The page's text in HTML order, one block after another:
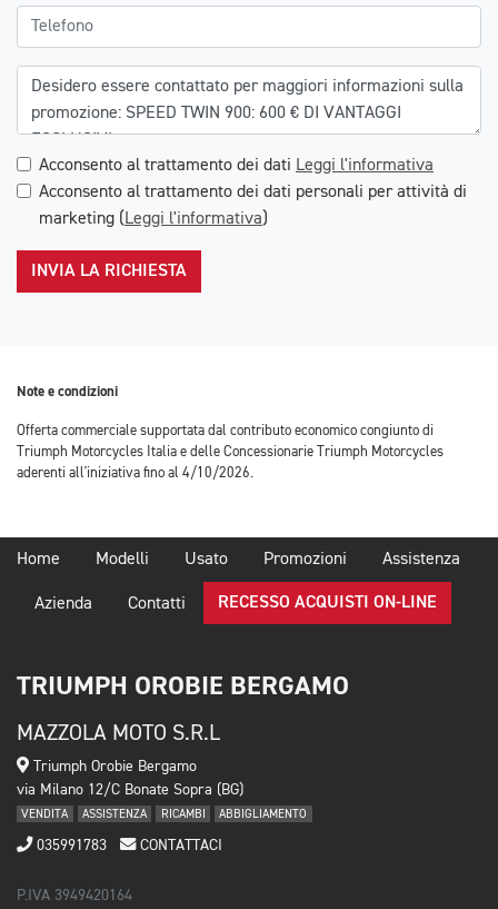
Acconsento al trattamento dei dati Leggi l'informativa
Acconsento al trattamento dei dati personali per attività di
marketing (Leggi l'informativa)
INVIA LA RICHIESTA
Note e condizioni
Offerta commerciale supportata dal contributo economico congiunto di
Triumph Motorcycles Italia e delle Concessionarie Triumph Motorcycles
aderenti all'iniziativa fino al 4/10/2026.
Home Modelli Usato Promozioni Assistenza
Azienda Contatti RECESSO ACQUISTI ON-LINE
TRIUMPH OROBIE BERGAMO
MAZZOLA MOTO S.R.L
Triumph Orobie Bergamo
via Milano 12/C Bonate Sopra (BG)
VENDITA ASSISTENZA RICAMBI ABBIGLIAMENTO
035991783 CONTATTACI
P.IVA 3949420164